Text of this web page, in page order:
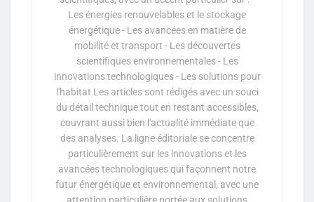
Les énergies renouvelables et le stockage
énergétique - Les avancées en matière de
mobilité et transport - Les découvertes
scientifiques environnementales - Les
innovations technologiques - Les solutions pour
l'habitat Les articles sont rédigés avec un souci
du détail technique tout en restant accessibles,
couvrant aussi bien l'actualité immédiate que
des analyses. La ligne éditoriale se concentre
particulièrement sur les innovations et les
avancées technologiques qui façonnent notre
futur énergétique et environnemental, avec une